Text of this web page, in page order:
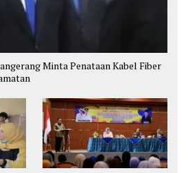
Minta Penataan Kabel Fiber